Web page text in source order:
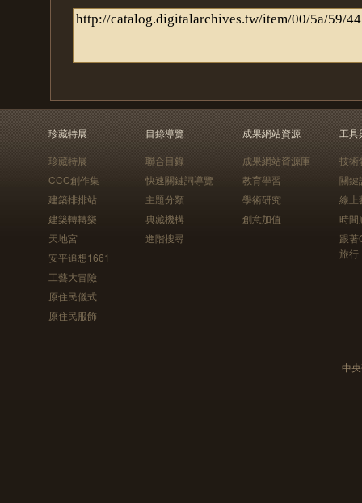
珍藏特展
珍藏特展
CCC創作集
建築排排站
建築轉轉樂
天地宮
安平追想1661
工藝大冒險
原住民儀式
原住民服飾
目錄導覽
聯合目錄
快速關鍵詞導覽
主題分類
典藏機構
進階搜尋
成果網站資源
成果網站資源庫
教育學習
學術研究
創意加值
工具
技術
關鍵
線上
時間
跟
旅行
中